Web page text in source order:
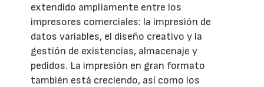
extendido ampliamente entre los
impresores comerciales: la impresión de
datos variables, el diseño creativo y la
gestión de existencias, almacenaje y
pedidos. La impresión en gran formato
también está creciendo, así como los